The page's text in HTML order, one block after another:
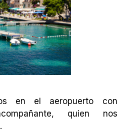
en el aeropuerto con
quien nos